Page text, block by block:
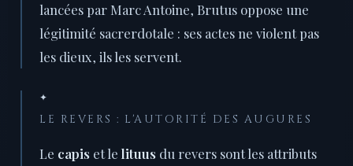
lancées par Marc Antoine, Brutus oppose une
légitimité sacrerdotale : ses actes ne violent pas
les dieux, ils les servent.
✦
LE REVERS : L'AUTORITÉ DES AUGURES
Le capis et le lituus du revers sont les attributs